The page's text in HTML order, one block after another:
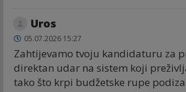
Uros
05.07.2026 15:27
Zahtijevamo tvoju kandidaturu za
direktan udar na sistem koji
tako što krpi budžetske rupe